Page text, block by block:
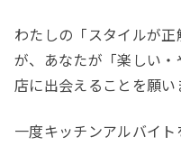
わたしの「スタイルが
が、あなたが「楽しい
店に出会えることを願い
一度キッチンアルバイ